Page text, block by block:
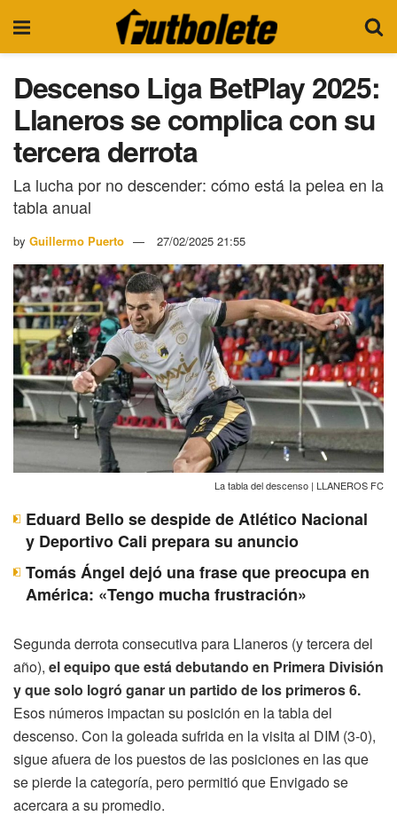
Descenso Liga BetPlay 2025:
Llaneros se complica con su
tercera derrota
La lucha por no descender: cómo está la pelea en la
tabla anual
by Guillermo Puerto 27/02/2025 21:55
La tabla del descenso | LLANEROS FC
Eduard Bello se despide de Atlético Nacional
y Deportivo Cali prepara su anuncio
Tomás Ángel dejó una frase que preocupa en
América: «Tengo mucha frustración»
Segunda derrota consecutiva para Llaneros (y tercera del
año), el equipo que está debutando en Primera División
y que solo logró ganar un partido de los primeros 6.
Esos números impactan su posición en la tabla del
descenso. Con la goleada sufrida en la visita al DIM (3-0),
sigue afuera de los puestos de las posiciones en las que
se pierde la categoría, pero permitió que Envigado se
acercara a su promedio.